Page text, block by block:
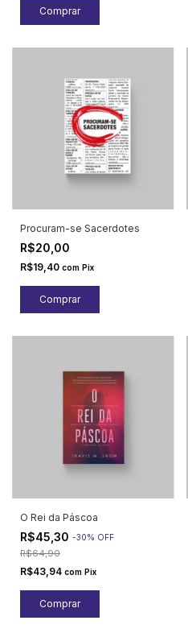
Procuram-se Sacerdotes
R$20,00
R$19,40 com Pix
O Rei da Páscoa
R$45,30 -30% OFF
R$64,90
R$43,94 com Pix